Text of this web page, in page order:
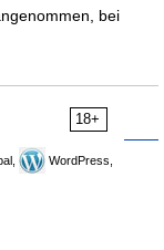
bei
18+
WordPress,